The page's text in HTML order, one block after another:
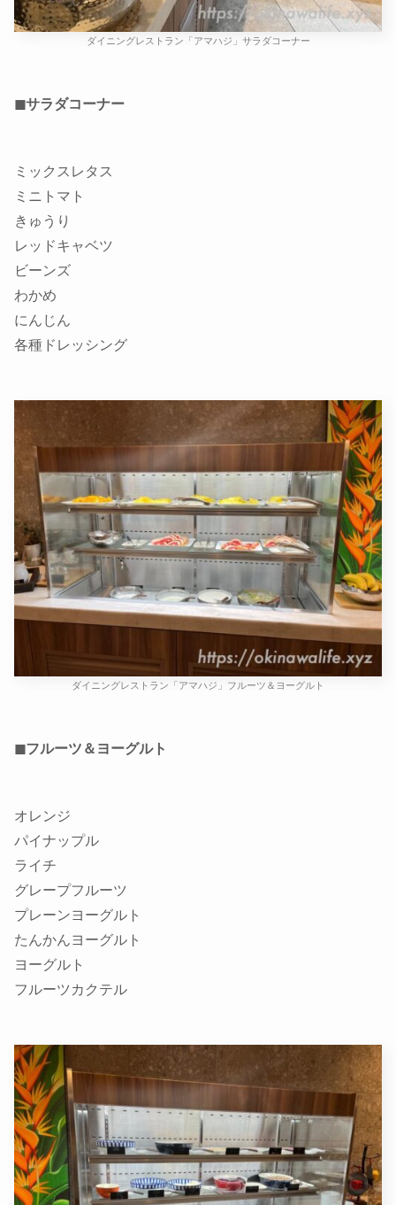
ダイニングレストラン「アマハジ」サラダコーナー
◼サラダコーナー
ミックスレタス
ミニトマト
きゅうり
レッドキャベツ
ビーンズ
わかめ
にんじん
各種ドレッシング
ダイニングレストラン「アマハジ」フルーツ＆ヨーグルト
◼フルーツ＆ヨーグルト
オレンジ
パイナップル
ライチ
グレープフルーツ
プレーンヨーグルト
たんかんヨーグルト
ヨーグルト
フルーツカクテル